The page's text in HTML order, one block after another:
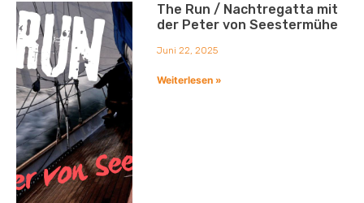
The Run / Nachtregatta mit
der Peter von Seestermühe
Juni 22, 2025
Weiterlesen »